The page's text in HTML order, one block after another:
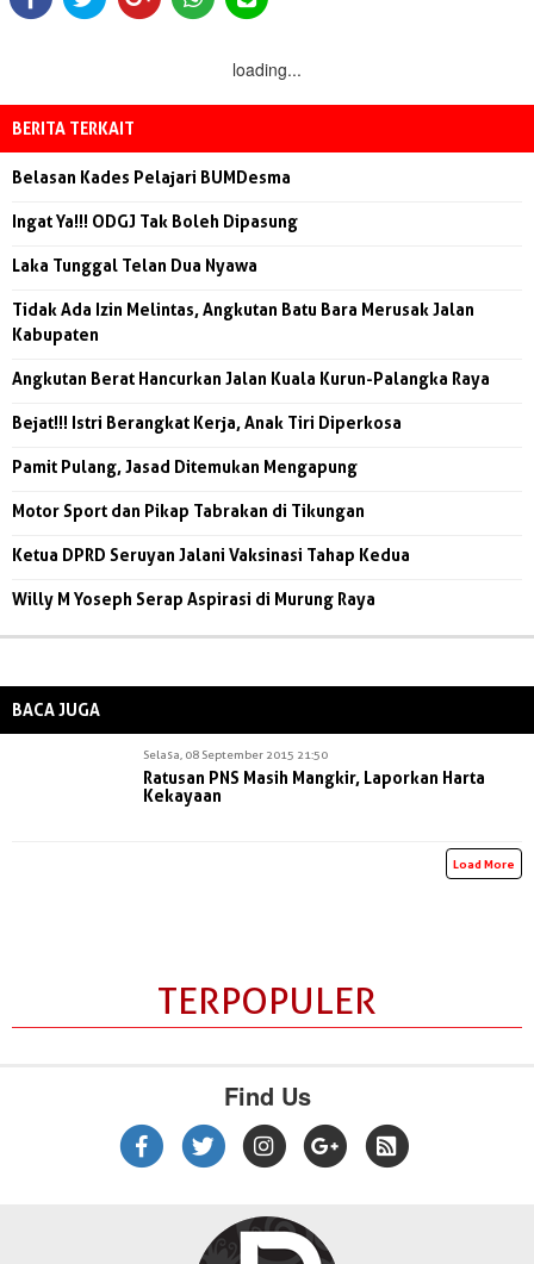
loading...
BERITA TERKAIT
Belasan Kades Pelajari BUMDesma
Ingat Ya!!! ODGJ Tak Boleh Dipasung
Laka Tunggal Telan Dua Nyawa
Tidak Ada Izin Melintas, Angkutan Batu Bara Merusak Jalan
Kabupaten
Angkutan Berat Hancurkan Jalan Kuala Kurun-Palangka Raya
Bejat!!! Istri Berangkat Kerja, Anak Tiri Diperkosa
Pamit Pulang, Jasad Ditemukan Mengapung
Motor Sport dan Pikap Tabrakan di Tikungan
Ketua DPRD Seruyan Jalani Vaksinasi Tahap Kedua
Willy M Yoseph Serap Aspirasi di Murung Raya
BACA JUGA
Selasa, 08 September 2015 21:50
Ratusan PNS Masih Mangkir, Laporkan Harta
Kekayaan
Load More
TERPOPULER
Find Us